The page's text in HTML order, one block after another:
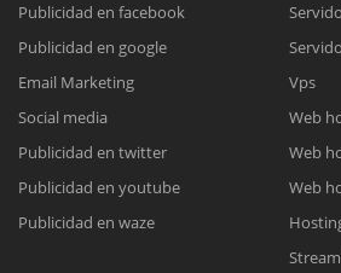
Reunión online
Meet para la reunión
Cotización
Chat Online
Todos nuestros ejecutivos están fuera de
Publicidad en facebook
Publicidad en google
Email Marketing
Social media
Publicidad en twitter
Publicidad en youtube
Publicidad en waze
Vps
Web
Web
Web